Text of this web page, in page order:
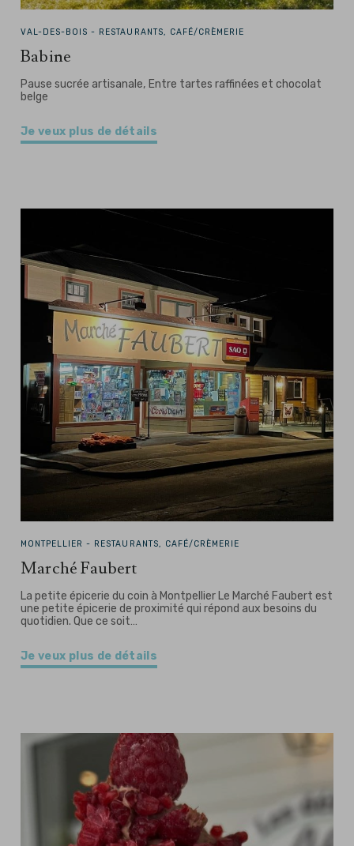
VAL-DES-BOIS - RESTAURANTS, CAFÉ/CRÈMERIE
Babine
Pause sucrée artisanale, Entre tartes raffinées et chocolat
belge
Je veux plus de détails
MONTPELLIER - RESTAURANTS, CAFÉ/CRÈMERIE
Marché Faubert
La petite épicerie du coin à Montpellier Le Marché Faubert est
une petite épicerie de proximité qui répond aux besoins du
quotidien. Que ce soit…
Je veux plus de détails